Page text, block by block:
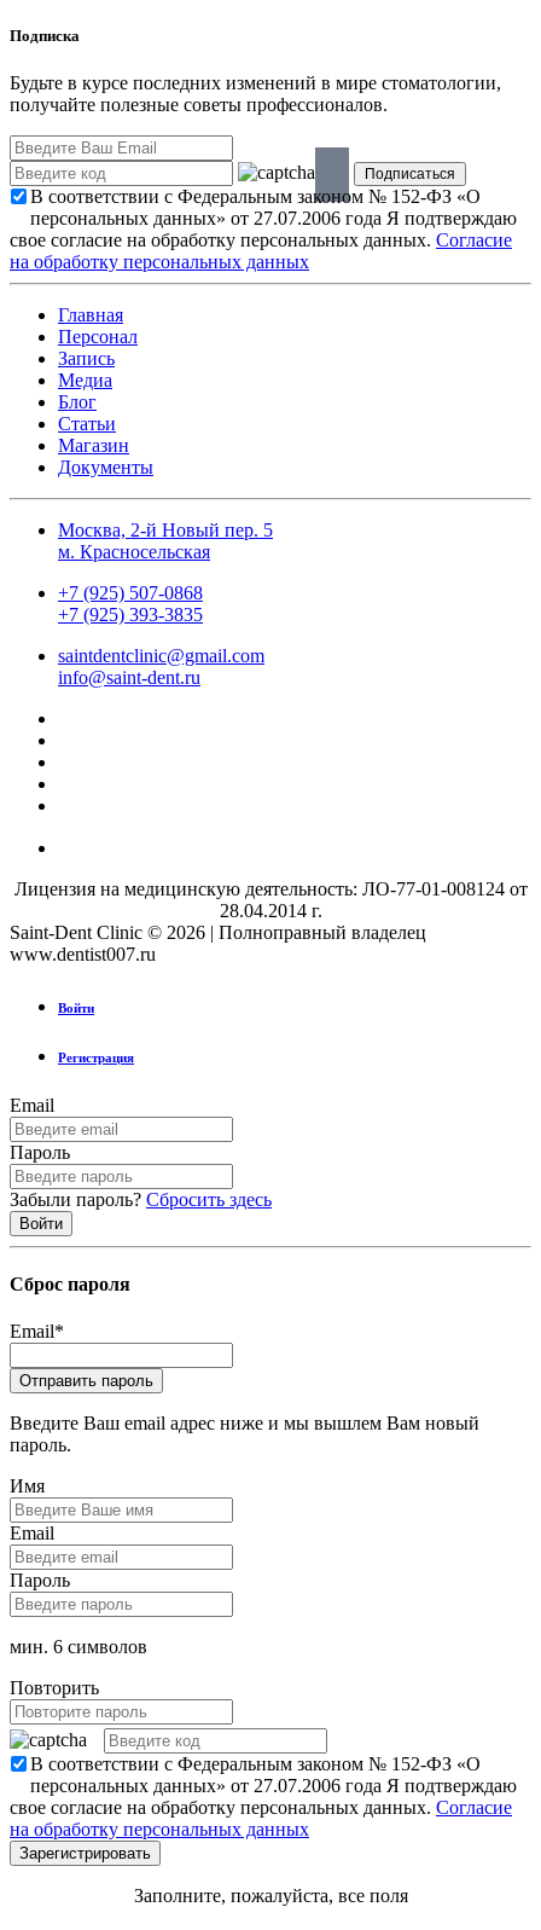
Подписка
Будьте в курсе последних изменений в мире стоматологии,
получайте полезные советы профессионалов.
В соответствии с Федеральным законом № 152-ФЗ «О
персональных данных» от 27.07.2006 года Я подтверждаю
свое согласие на обработку персональных данных. Согласие
на обработку персональных данных
Главная
Персонал
Запись
Медиа
Блог
Статьи
Магазин
Документы
Москва, 2-й Новый пер. 5
м. Красносельская
+7 (925) 507-0868
+7 (925) 393-3835
saintdentclinic@gmail.com
info@saint-dent.ru
Лицензия на медицинскую деятельность: ЛО-77-01-008124 от
28.04.2014 г.
Saint-Dent Clinic © 2026 | Полноправный владелец
www.dentist007.ru
Войти
Регистрация
Email
Пароль
Забыли пароль? Сбросить здесь
Сброс пароля
Email*
Введите Ваш email адрес ниже и мы вышлем Вам новый
пароль.
Имя
Email
Пароль
мин. 6 символов
Повторить
В соответствии с Федеральным законом № 152-ФЗ «О
персональных данных» от 27.07.2006 года Я подтверждаю
свое согласие на обработку персональных данных. Согласие
на обработку персональных данных
Заполните, пожалуйста, все поля